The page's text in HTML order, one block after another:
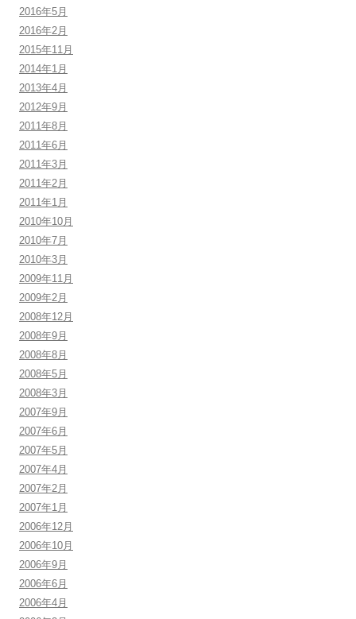
2016年5月
2016年2月
2015年11月
2014年1月
2013年4月
2012年9月
2011年8月
2011年6月
2011年3月
2011年2月
2011年1月
2010年10月
2010年7月
2010年3月
2009年11月
2009年2月
2008年12月
2008年9月
2008年8月
2008年5月
2008年3月
2007年9月
2007年6月
2007年5月
2007年4月
2007年2月
2007年1月
2006年12月
2006年10月
2006年9月
2006年6月
2006年4月